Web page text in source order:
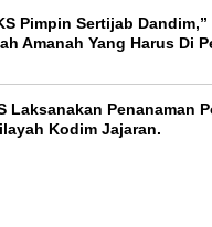
Pimpin Sertijab
Amanah Yang Harus Di
Laksanakan Penanaman
Kodim Jajaran.